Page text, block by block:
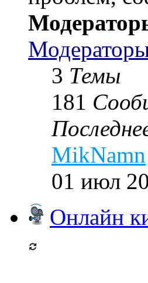
3 Темы
181
MikNamn
01 июл
Онлайн